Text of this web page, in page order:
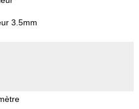
3.5mm